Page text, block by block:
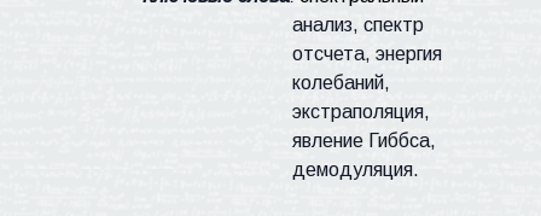
анализ, спектр
отсчета, энергия
колебаний,
экстраполяция,
явление Гиббса,
демодуляция.